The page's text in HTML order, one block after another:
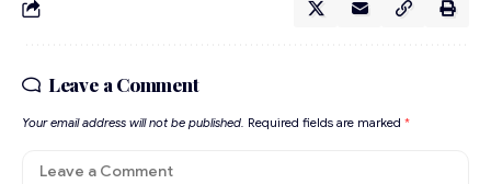
Leave a Comment
Your email address will not be published. Required fields are marked *